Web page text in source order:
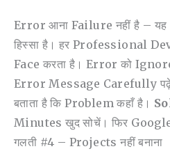
Error आना Failure नहीं है –
हिस्सा है। हर Professional
Face करता है। Error को
Error Message Carefully
बताता है कि Problem कहाँ है।
Minutes खुद सोचें। फिर
गलती #4 – Projects नहीं बनाना